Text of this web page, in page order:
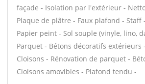
façade - Isolation par l'extérieur -
Plaque de plâtre - Faux plafond - Staff
Papier peint - Sol souple (vinyle, lino,
Parquet - Bétons décoratifs extérieurs
Cloisons - Rénovation de parquet -
Cloisons amovibles - Plafond tendu -